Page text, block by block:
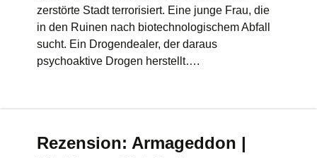
zerstörte Stadt terrorisiert. Eine junge Frau, die
in den Ruinen nach biotechnologischem Abfall
sucht. Ein Drogendealer, der daraus
psychoaktive Drogen herstellt….
Rezension: Armageddon |